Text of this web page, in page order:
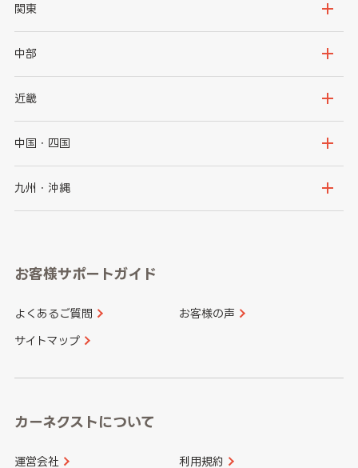
北海道
岩手県
秋田県
関東
茨城県
群馬県
千葉県
中部
新潟県
石川県
山梨県
愛知県
近畿
大阪府
京都府
和歌山県
中国・四国
鳥取県
山口県
香川県 愛媛県
九州・沖縄
長崎県
大分県 宮崎県
お客様サポートガイド
よくあるご質問 お客様の声
サイトマップ
カーネクストについて
運営会社 利用規約